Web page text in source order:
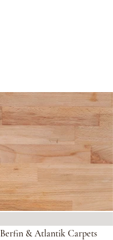
Berfin & Atlantik Carpets